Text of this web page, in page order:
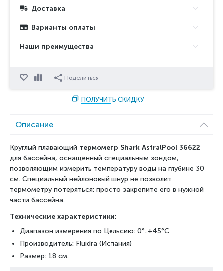
Доставка
Варианты оплаты
Наши преимущества
ОтложитьСравнитьПоделиться
ПОЛУЧИТЬ СКИДКУ
Описание
Круглый плавающий термометр Shark AstralPool 36622
для бассейна, оснащенный специальным зондом,
позволяющим измерить температуру воды на глубине 30
см. Специальный нейлоновый шнур не позволит
термометру потеряться: просто закрепите его в нужной
части бассейна.
Технические характеристики:
Диапазон измерения по Цельсию: 0°..+45°С
Производитель: Fluidra (Испания)
Размер: 18 см.